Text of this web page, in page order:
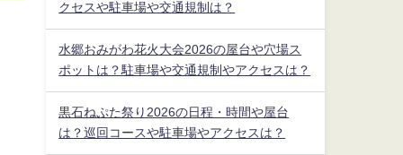
クセスや駐車場や交通規制は？
水郷おみがわ花火大会2026の屋台や穴場ス
ポットは？駐車場や交通規制やアクセスは？
黒石ねぷた祭り2026の日程・時間や屋台
は？巡回コースや駐車場やアクセスは？